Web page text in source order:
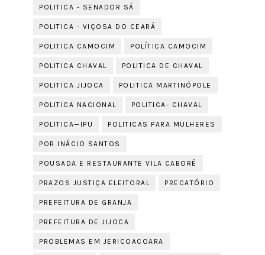
POLITICA - SENADOR SÁ
POLITICA - VIÇOSA DO CEARÁ
POLITICA CAMOCIM POLÍTICA CAMOCIM
POLITICA CHAVAL POLITICA DE CHAVAL
POLITICA JIJOCA POLITICA MARTINÓPOLE
POLITICA NACIONAL POLITICA- CHAVAL
POLITICA—IPU POLITICAS PARA MULHERES
POR INÁCIO SANTOS
POUSADA E RESTAURANTE VILA CABORÉ
PRAZOS JUSTIÇA ELEITORAL PRECATÓRIO
PREFEITURA DE GRANJA
PREFEITURA DE JIJOCA
PROBLEMAS EM JERICOACOARA